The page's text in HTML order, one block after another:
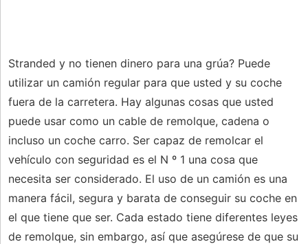
Stranded y no tienen dinero para una grúa? Puede
utilizar un camión regular para que usted y su coche
fuera de la carretera. Hay algunas cosas que usted
puede usar como un cable de remolque, cadena o
incluso un coche carro. Ser capaz de remolcar el
vehículo con seguridad es el N º 1 una cosa que
necesita ser considerado. El uso de un camión es una
manera fácil, segura y barata de conseguir su coche en
el que tiene que ser. Cada estado tiene diferentes leyes
de remolque, sin embargo, así que asegúrese de que su